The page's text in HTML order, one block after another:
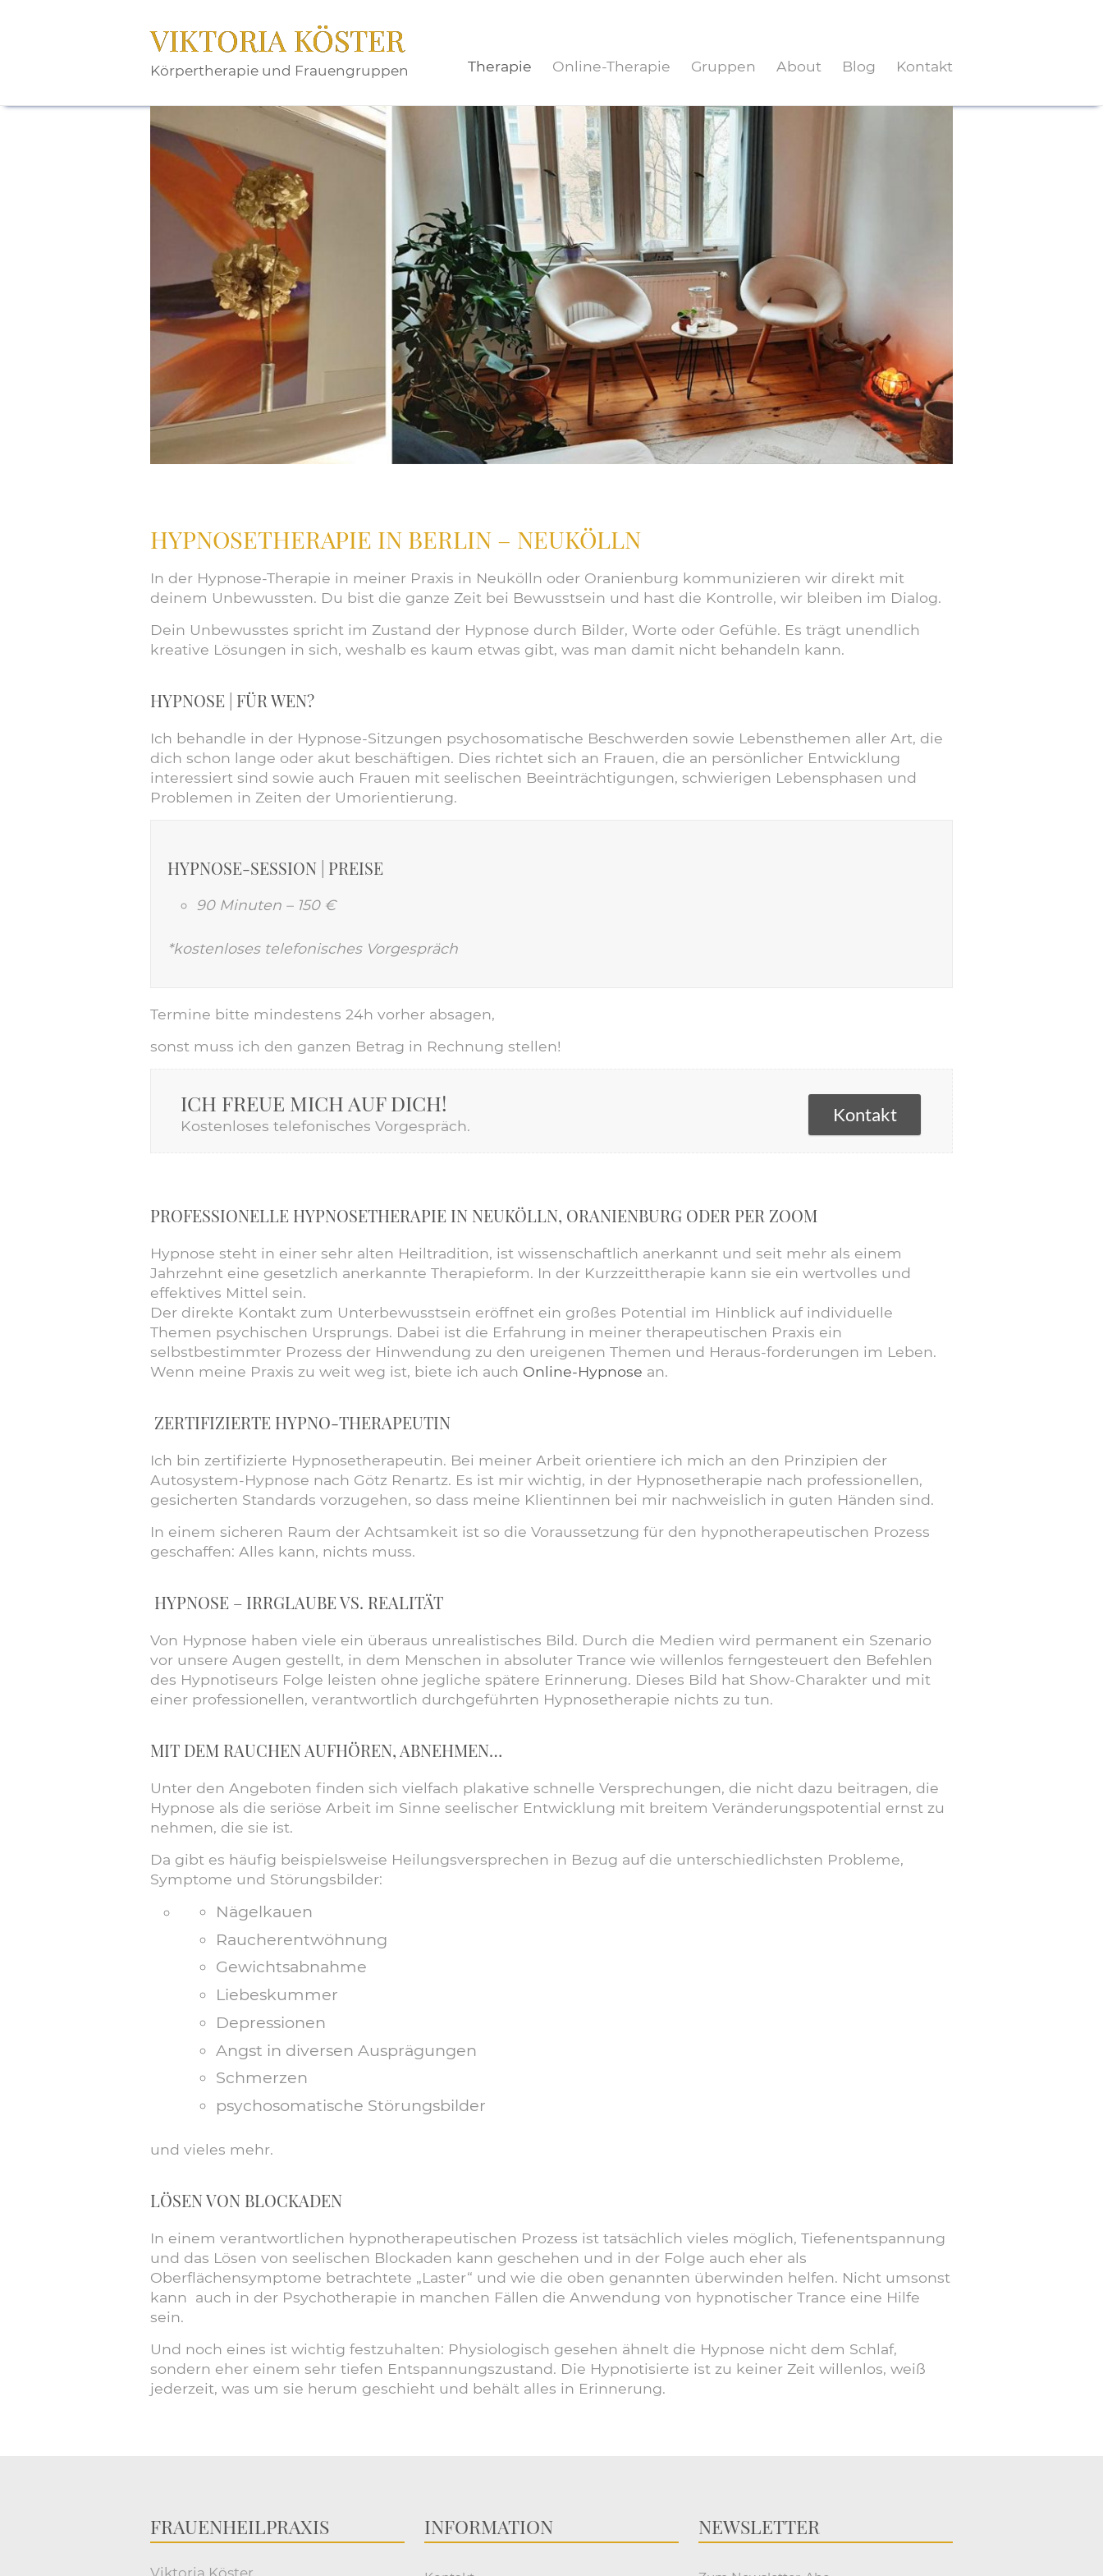
VIKTORIA KÖSTER
Körpertherapie und Frauengruppen Therapie Online-Therapie Gruppen About Blog Kontakt
HYPNOSETHERAPIE IN BERLIN – NEUKÖLLN
In der Hypnose-Therapie in meiner Praxis in Neukölln oder Oranienburg kommunizieren wir direkt mit
deinem Unbewussten. Du bist die ganze Zeit bei Bewusstsein und hast die Kontrolle, wir bleiben im Dialog.​
Dein Unbewusstes spricht im Zustand der Hypnose durch Bilder, Worte oder Gefühle. Es trägt unendlich
kreative Lösungen in sich, weshalb es kaum etwas gibt, was man damit nicht behandeln kann.​
HYPNOSE | FÜR WEN?
Ich behandle in der Hypnose-Sitzungen psychosomatische Beschwerden sowie Lebensthemen aller Art, die
dich schon lange oder akut beschäftigen. Dies richtet sich an Frauen, die an persönlicher Entwicklung
interessiert sind sowie auch Frauen mit seelischen Beeinträchtigungen, schwierigen Lebensphasen und
Problemen in Zeiten der Umorientierung.
​HYPNOSE-SESSION | PREISE
90 Minuten – 150 €​
*kostenloses telefonisches Vorgespräch
Termine bitte mindestens 24h vorher absagen,
sonst muss ich den ganzen Betrag in Rechnung stellen!
ICH FREUE MICH AUF DICH!
Kostenloses telefonisches Vorgespräch.
Kontakt
PROFESSIONELLE HYPNOSETHERAPIE​ IN NEUKÖLLN, ORANIENBURG ODER PER ZOOM
Hypnose steht in einer sehr alten Heiltradition, ist wissenschaftlich anerkannt und seit mehr als einem
Jahrzehnt eine gesetzlich anerkannte Therapieform. In der Kurzzeittherapie kann sie ein wertvolles und
effektives Mittel sein.
Der direkte Kontakt zum Unterbewusstsein eröffnet ein großes Potential im Hinblick auf individuelle
Themen psychischen Ursprungs. Dabei ist die Erfahrung in meiner therapeutischen Praxis ein
selbstbestimmter Prozess der Hinwendung zu den ureigenen Themen und Heraus-forderungen im Leben.
Wenn meine Praxis zu weit weg ist, biete ich auch Online-Hypnose an.
ZERTIFIZIERTE HYPNO-THERAPEUTIN
Ich bin zertifizierte Hypnosetherapeutin. Bei meiner Arbeit orientiere ich mich an den Prinzipien der
Autosystem-Hypnose nach Götz Renartz. Es ist mir wichtig, in der Hypnosetherapie nach professionellen,
gesicherten Standards vorzugehen, so dass meine Klientinnen bei mir nachweislich in guten Händen sind.
In einem sicheren Raum der Achtsamkeit ist so die Voraussetzung für den hypnotherapeutischen Prozess
geschaffen: Alles kann, nichts muss.
HYPNOSE – IRRGLAUBE VS. REALITÄT
Von Hypnose haben viele ein überaus unrealistisches Bild. Durch die Medien wird permanent ein Szenario
vor unsere Augen gestellt, in dem Menschen in absoluter Trance wie willenlos ferngesteuert den Befehlen
des Hypnotiseurs Folge leisten ohne jegliche spätere Erinnerung. Dieses Bild hat Show-Charakter und mit
einer professionellen, verantwortlich durchgeführten Hypnosetherapie nichts zu tun.
MIT DEM RAUCHEN AUFHÖREN, ABNEHMEN…
Unter den Angeboten finden sich vielfach plakative schnelle Versprechungen, die nicht dazu beitragen, die
Hypnose als die seriöse Arbeit im Sinne seelischer Entwicklung mit breitem Veränderungspotential ernst zu
nehmen, die sie ist.
Da gibt es häufig beispielsweise Heilungsversprechen in Bezug auf die unterschiedlichsten Probleme,
Symptome und Störungsbilder:
Nägelkauen
Raucherentwöhnung
Gewichtsabnahme
Liebeskummer
Depressionen
Angst in diversen Ausprägungen
Schmerzen
psychosomatische Störungsbilder
und vieles mehr.
LÖSEN VON BLOCKADEN
In einem verantwortlichen hypnotherapeutischen Prozess ist tatsächlich vieles möglich, Tiefenentspannung
und das Lösen von seelischen Blockaden kann geschehen und in der Folge auch eher als
Oberflächensymptome betrachtete „Laster“ und wie die oben genannten überwinden helfen. Nicht umsonst
kann auch in der Psychotherapie in manchen Fällen die Anwendung von hypnotischer Trance eine Hilfe
sein.
Und noch eines ist wichtig festzuhalten: Physiologisch gesehen ähnelt die Hypnose nicht dem Schlaf,
sondern eher einem sehr tiefen Entspannungszustand. Die Hypnotisierte ist zu keiner Zeit willenlos, weiß
jederzeit, was um sie herum geschieht und behält alles in Erinnerung.
FRAUENHEILPRAXIS INFORMATION NEWSLETTER